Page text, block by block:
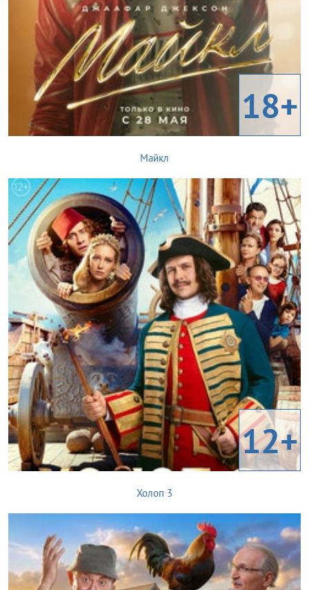
18+
Майкл
12+
Холоп 3